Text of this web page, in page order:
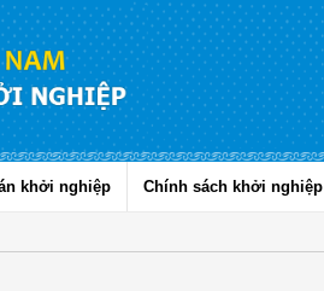
khởi nghiệp Chính sách khởi nghiệp